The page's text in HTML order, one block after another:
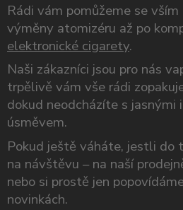
Rádi vám pomůžeme se
výměny atomizéru až po
elektronické cigarety.
Naši zákazníci jsou pro nás
trpělivě vám vše rádi
dokud neodcházíte s jasnými
úsměvem.
Pokud ještě váháte, jestli do
na návštěvu – na naší
nebo si prostě jen
novinkách.